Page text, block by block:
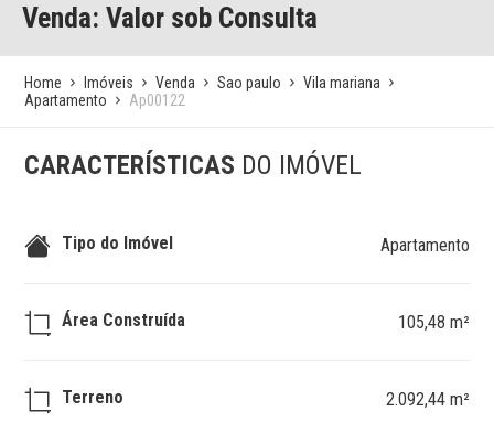
Venda: Valor sob Consulta
Home Imóveis Venda Sao paulo
Vila mariana
Apartamento
Ap00122
CARACTERÍSTICAS DO IMÓVEL
Tipo do Imóvel Apartamento
Área Construída 105,48 m²
Terreno 2.092,44 m²